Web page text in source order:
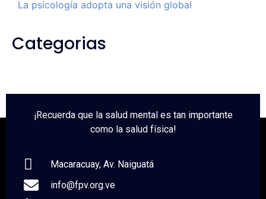
La psicología adopta una visión global
Categorias
¡Recuerda que la salud mental es tan importante
como la salud física!
Macaracuay, Av. Naiguatá
info@fpv.org.ve